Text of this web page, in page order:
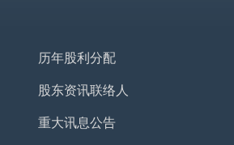
历年股利分配
股东资讯联络人
重大讯息公告